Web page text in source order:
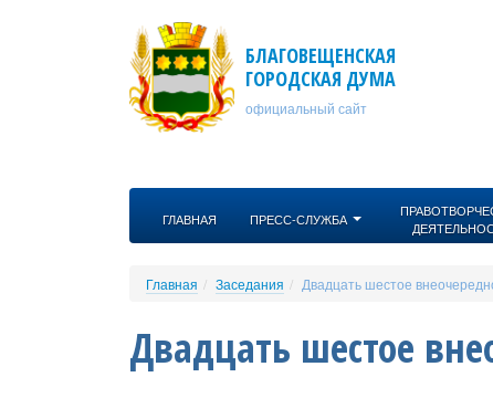
БЛАГОВЕЩЕНСКАЯ
ГОРОДСКАЯ ДУМА
официальный сайт
ГЛАВНАЯ ПРЕСС-СЛУЖБА
Главная Заседания Двадцать шестое
Двадцать шестое